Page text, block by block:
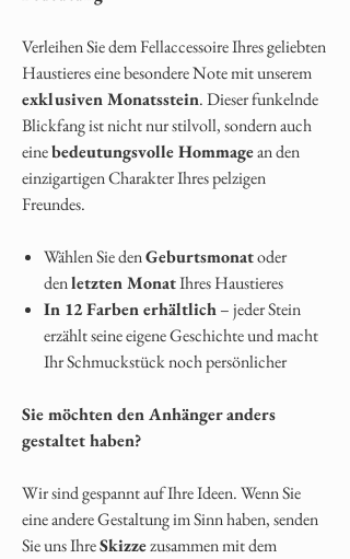
Verleihen Sie dem Fellaccessoire Ihres geliebten
Haustieres eine besondere Note mit unserem
exklusiven Monatsstein. Dieser funkelnde
Blickfang ist nicht nur stilvoll, sondern auch
einebedeutungsvolle Hommagean den
einzigartigen Charakter Ihres pelzigen
Freundes.
Wählen Sie denGeburtsmonatoder
denletzten MonatIhres Haustieres
In 12 Farben erhältlich– jeder Stein
erzählt seine eigene Geschichte und macht
Ihr Schmuckstück noch persönlicher
Sie möchten den Anhänger anders
gestaltet haben?
Wir sind gespannt auf Ihre Ideen. Wenn Sie
eine andere Gestaltung im Sinn haben, senden
Sie uns IhreSkizzezusammen mit dem